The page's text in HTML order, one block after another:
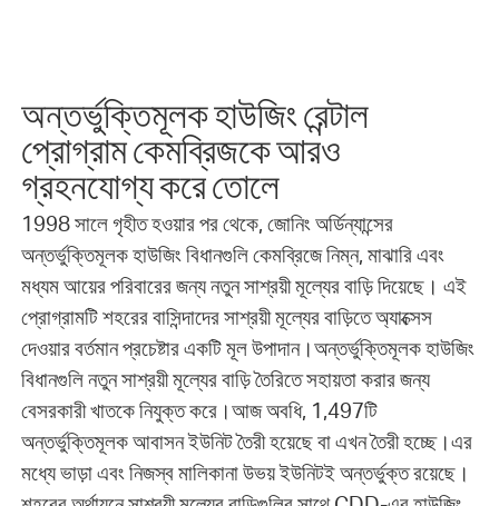
অন্তর্ভুক্তিমূলক হাউজিং রেন্টাল
প্রোগ্রাম কেমব্রিজকে আরও
গ্রহনযোগ্য করে তোলে
1998 সালে গৃহীত হওয়ার পর থেকে, জোনিং অর্ডিন্যান্সের
অন্তর্ভুক্তিমূলক হাউজিং বিধানগুলি কেমব্রিজে নিম্ন, মাঝারি এবং
মধ্যম আয়ের পরিবারের জন্য নতুন সাশ্রয়ী মূল্যের বাড়ি দিয়েছে। এই
প্রোগ্রামটি শহরের বাসিন্দাদের সাশ্রয়ী মূল্যের বাড়িতে অ্যাক্সেস
দেওয়ার বর্তমান প্রচেষ্টার একটি মূল উপাদান।অন্তর্ভুক্তিমূলক হাউজিং
বিধানগুলি নতুন সাশ্রয়ী মূল্যের বাড়ি তৈরিতে সহায়তা করার জন্য
বেসরকারী খাতকে নিযুক্ত করে।আজ অবধি, 1,497টি
অন্তর্ভুক্তিমূলক আবাসন ইউনিট তৈরী হয়েছে বা এখন তৈরী হচ্ছে।এর
মধ্যে ভাড়া এবং নিজস্ব মালিকানা উভয় ইউনিটই অন্তর্ভুক্ত রয়েছে।